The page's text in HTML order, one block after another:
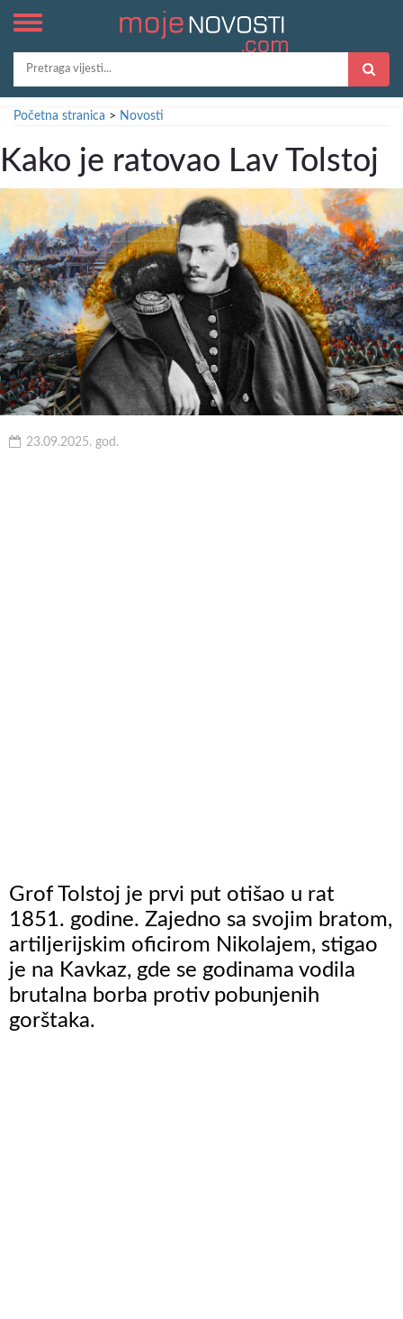
Početna stranica > Novosti
Kako je ratovao Lav Tolstoj
23.09.2025. god.
Grof Tolstoj je prvi put otišao u rat
1851. godine. Zajedno sa svojim bratom,
artiljerijskim oficirom Nikolajem, stigao
je na Kavkaz, gde se godinama vodila
brutalna borba protiv pobunjenih
gorštaka.